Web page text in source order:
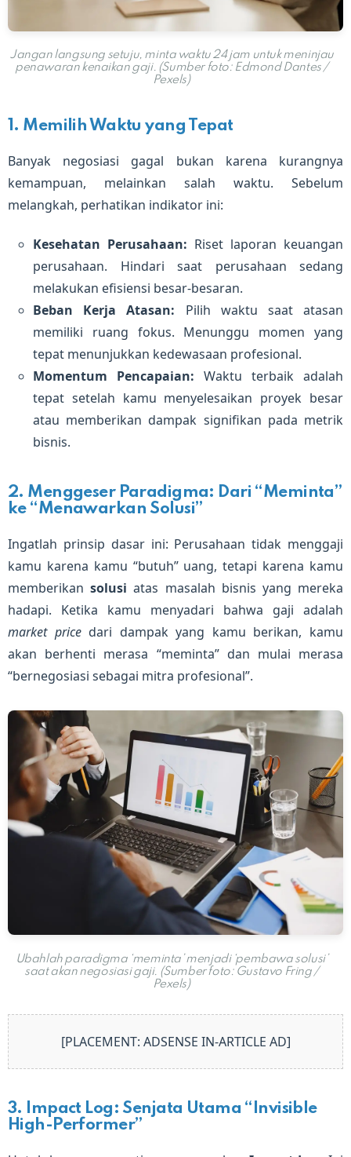
Jangan langsung setuju, minta waktu 24 jam untuk meninjau
penawaran kenaikan gaji. (Sumber foto: Edmond Dantes /
Pexels)
1. Memilih Waktu yang Tepat
Banyak negosiasi gagal bukan karena kurangnya
kemampuan, melainkan salah waktu. Sebelum
melangkah, perhatikan indikator ini:
Kesehatan Perusahaan: Riset laporan keuangan
perusahaan. Hindari saat perusahaan sedang
melakukan efisiensi besar-besaran.
Beban Kerja Atasan: Pilih waktu saat atasan
memiliki ruang fokus. Menunggu momen yang
tepat menunjukkan kedewasaan profesional.
Momentum Pencapaian: Waktu terbaik adalah
tepat setelah kamu menyelesaikan proyek besar
atau memberikan dampak signifikan pada metrik
bisnis.
2. Menggeser Paradigma: Dari “Meminta”
ke “Menawarkan Solusi”
Ingatlah prinsip dasar ini: Perusahaan tidak menggaji
kamu karena kamu “butuh” uang, tetapi karena kamu
memberikansolusi atas masalah bisnis yang mereka
hadapi. Ketika kamu menyadari bahwa gaji adalah
market pricedari dampak yang kamu berikan, kamu
akan berhenti merasa “meminta” dan mulai merasa
“bernegosiasi sebagai mitra profesional”.
Ubahlah paradigma ‘meminta’ menjadi ‘pembawa solusi’
saat akan negosiasi gaji. (Sumber foto: Gustavo Fring /
Pexels)
[PLACEMENT: ADSENSE IN-ARTICLE AD]
3. Impact Log: Senjata Utama “Invisible
High-Performer”